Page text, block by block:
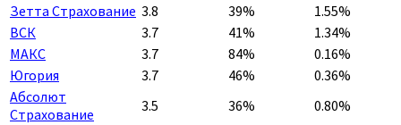
Зетта Страхование 3.8 39%
1.55%
ВСК
3.7 41%
1.34%
МАКС
3.7 84%
0.16%
Югория
3.7 46%
0.36%
Абсолют
Страхование
3.5 36%
0.80%